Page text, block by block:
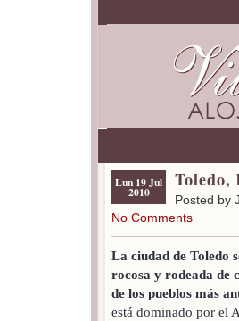
Lun 19 Jul
2010
Toledo,
Posted by
No Comments
La ciudad de Toledo
rocosa y rodeada de
de los pueblos más
está dominado por el